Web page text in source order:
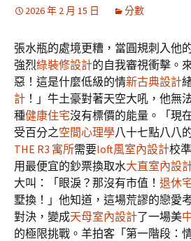
2026 年 2 月 15 日 分數
張水瓶的處境更糟，當圓規刺入他
強烈綠裝修設計的自我審視衝擊。
惡！這是什麼低級的情新古典設計
計 ！」牛土豪對著天空大吼，他無
種健康住宅沒有標價的能量。「現
受百分之空間心理學八十七點八八
THE R3 寓所需要loft風室內設計校
用最便宜的鈔票換取水大直室內設
大叫：「眼淚？那沒有市值！ 退休
墅換！」他知道，這場荒謬的戀愛
對決，變成天母室內設計了一場美
的極限挑戰。羊拍客「第一階段：